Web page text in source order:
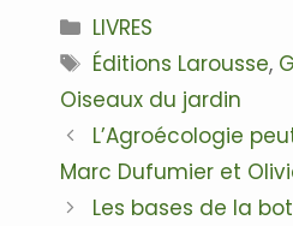
Catégories
LIVRES
Étiquettes
Éditions Larousse,
Oiseaux du jardin
Navigation
des
L’Agroécologie
Marc Dufumier et
Les bases de la